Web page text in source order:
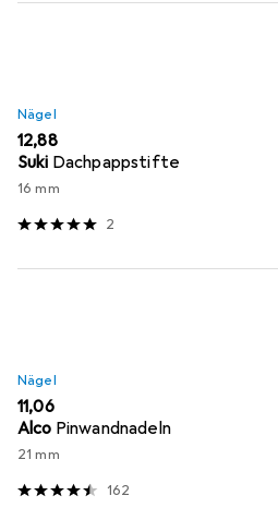
Nägel
EUR
12,88
Suki Dachpappstifte
16 mm
2
Nägel
EUR
11,06
Alco Pinwandnadeln
21 mm
162